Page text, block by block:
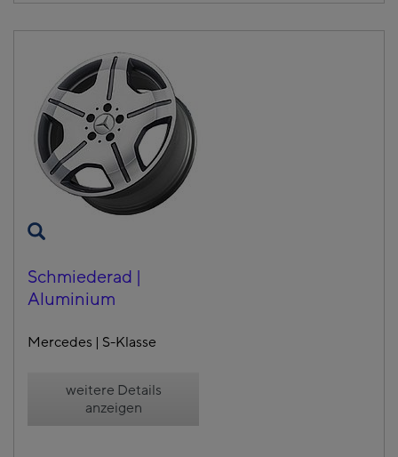
Schmiederad |
Aluminium
Mercedes | S-Klasse
weitere Details
anzeigen